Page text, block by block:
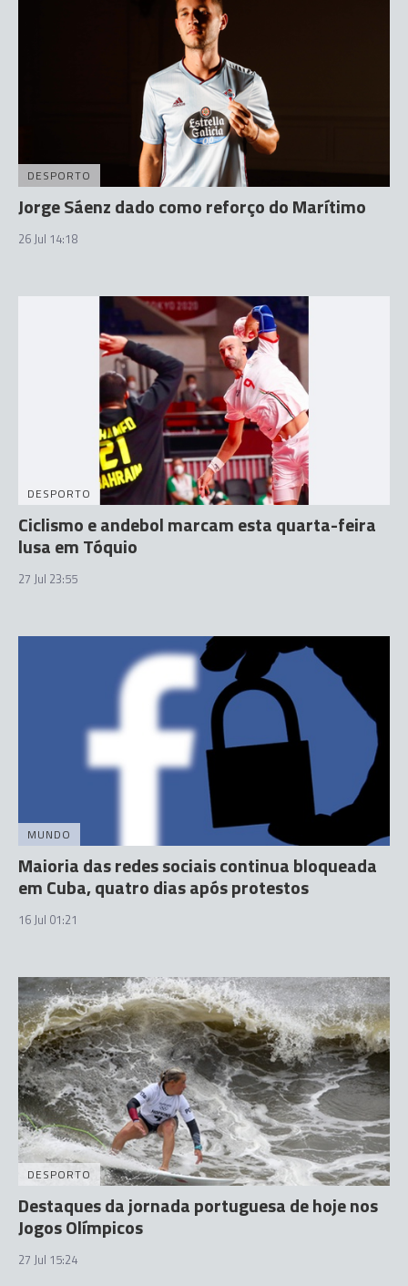
DESPORTO
Jorge Sáenz dado como reforço do Marítimo
26 Jul 14:18
DESPORTO
Ciclismo e andebol marcam esta quarta-feira
lusa em Tóquio
27 Jul 23:55
MUNDO
Maioria das redes sociais continua bloqueada
em Cuba, quatro dias após protestos
16 Jul 01:21
DESPORTO
Destaques da jornada portuguesa de hoje nos
Jogos Olímpicos
27 Jul 15:24